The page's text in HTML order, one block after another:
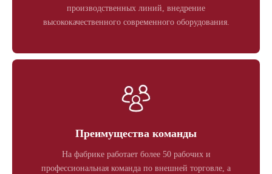
производственных линий, внедрение
высококачественного современного оборудования.
Преимущества команды
На фабрике работает более 50 рабочих и
профессиональная команда по внешней торговле, а